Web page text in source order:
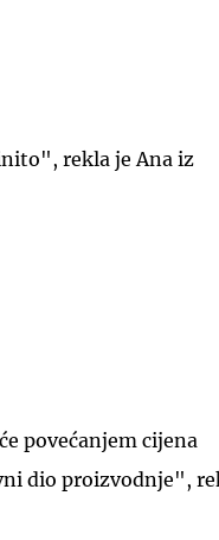
rekla je Ana iz
povećanjem cijena
dio proizvodnje",